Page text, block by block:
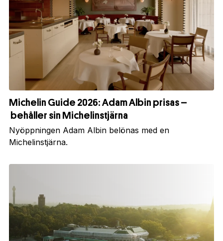
Michelin Guide 2026: Adam Albin prisas –
behåller sin Michelinstjärna
Nyöppningen Adam Albin belönas med en
Michelinstjärna.